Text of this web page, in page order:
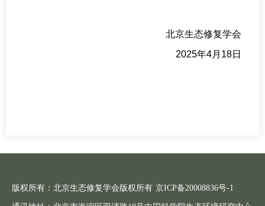
北京生态修复学会
2025年4月18日
版权所有：北京生态修复学会版权所有 京ICP备20008836号-1